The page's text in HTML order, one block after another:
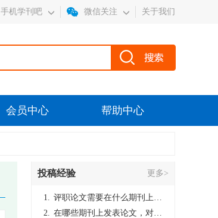
手机学刊吧 微信关注 关于我们
会员中心 帮助中心
投稿经验 更多>
1. 评职论文需要在什么期刊上发表？
2. 在哪些期刊上发表论文，对考研有优势？